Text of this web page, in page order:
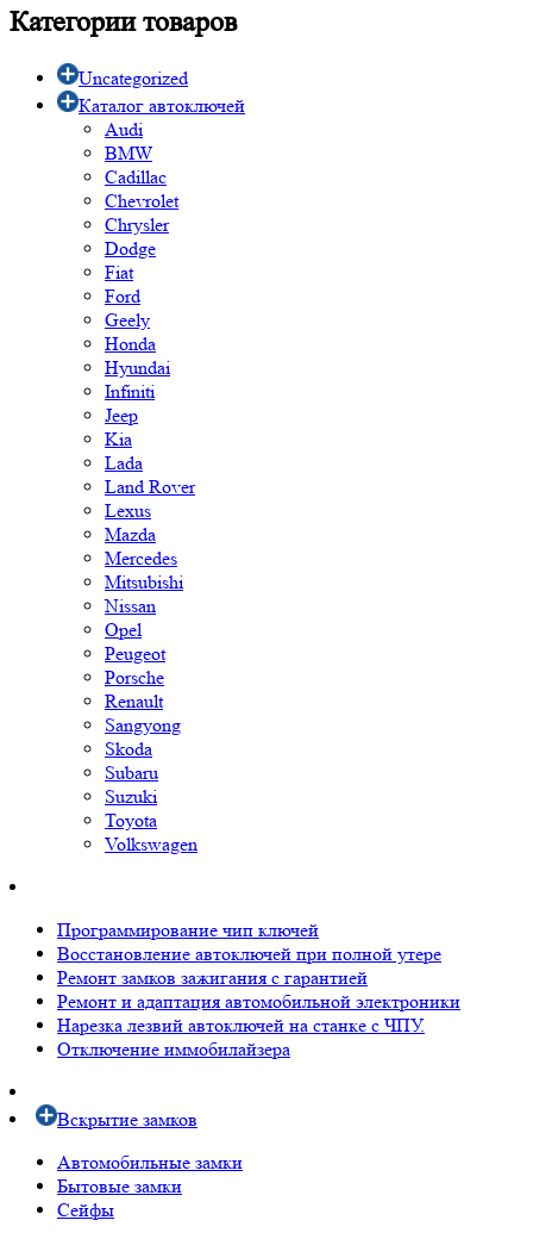
Категории товаров
Uncategorized
Каталог автоключей
Audi
BMW
Cadillac
Chevrolet
Chrysler
Dodge
Fiat
Ford
Geely
Honda
Hyundai
Infiniti
Jeep
Kia
Lada
Land Rover
Lexus
Mazda
Mercedes
Mitsubishi
Nissan
Opel
Peugeot
Porsche
Renault
Sangyong
Skoda
Subaru
Suzuki
Toyota
Volkswagen
Программирование чип ключей
Восстановление автоключей при полной утере
Ремонт замков зажигания с гарантией
Ремонт и адаптация автомобильной электроники
Нарезка лезвий автоключей на станке с ЧПУ.
Отключение иммобилайзера
Вскрытие замков
Автомобильные замки
Бытовые замки
Сейфы